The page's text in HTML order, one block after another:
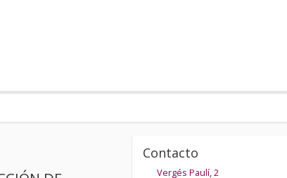
Contacto
Vergés Paulí, 2